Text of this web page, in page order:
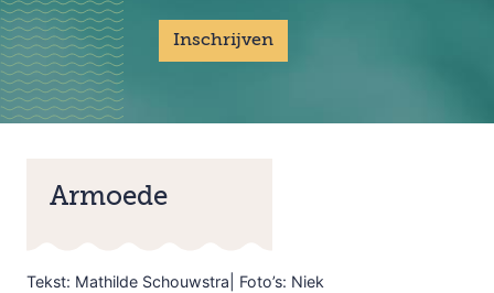
Inschrijven
Armoede
Tekst: Mathilde Schouwstra| Foto’s: Niek